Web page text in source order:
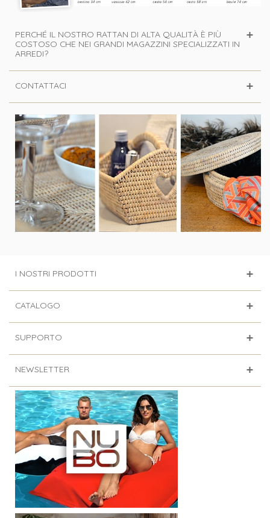
PERCHÉ IL NOSTRO RATTAN DI ALTA QUALITÀ È PIÙ
COSTOSO CHE NEI GRANDI MAGAZZINI SPECIALIZZATI IN
ARREDI?
CONTATTACI
I NOSTRI PRODOTTI
CATALOGO
SUPPORTO
NEWSLETTER